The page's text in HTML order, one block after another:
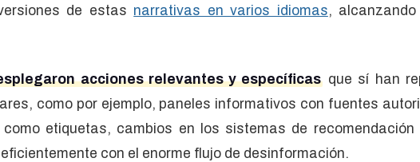
de estas narrativas en varios idiomas,
acciones relevantes y específicas que sí han
como por ejemplo, paneles informativos con fuentes
etiquetas, cambios en los sistemas de recomendación
con el enorme flujo de desinformación.